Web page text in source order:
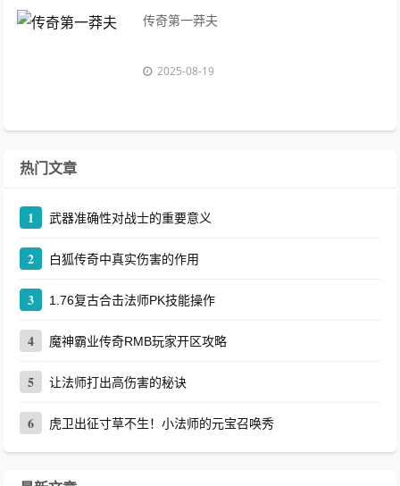
传奇第一莽夫
2025-08-19
热门文章
1 武器准确性对战士的重要意义
2 白狐传奇中真实伤害的作用
3 1.76复古合击法师PK技能操作
4 魔神霸业传奇RMB玩家开区攻略
5 让法师打出高伤害的秘诀
6 虎卫出征寸草不生！小法师的元宝召唤秀